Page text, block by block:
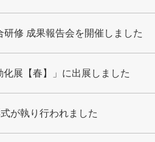
修 成果報告会を開催しました
化展【春】」に出展しました
が執り行われました